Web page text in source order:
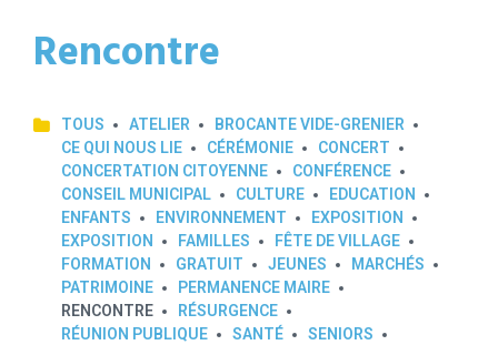
Rencontre
TOUS ATELIER
BROCANTE VIDE-GRENIER
CE QUI NOUS LIE
CÉRÉMONIE
CONCERT
CONCERTATION CITOYENNE
CONFÉRENCE
CONSEIL MUNICIPAL
CULTURE
EDUCATION
ENFANTS
ENVIRONNEMENT
EXPOSITION
EXPOSITION
FAMILLES
FÊTE DE VILLAGE
FORMATION
GRATUIT JEUNES
MARCHÉS
PATRIMOINE
PERMANENCE MAIRE
RENCONTRE
RÉSURGENCE
RÉUNION PUBLIQUE
SANTÉ
SENIORS